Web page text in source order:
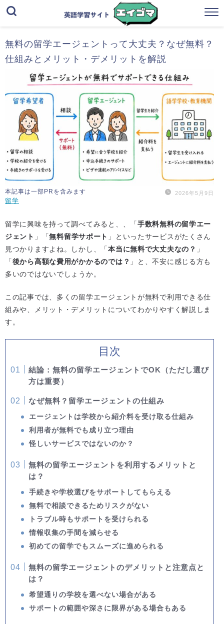
無料の留学エージェントって大丈夫？なぜ無料？
仕組みとメリット・デメリットを解説
本記事は一部PRを含みます 2026年5月9日
留学
留学に興味を持って調べてみると、、「手数料無料の留学エー
ジェント 」「無料留学サポート 」といったサービスがたくさん
見つかりますよね。しかし、「本当に無料で大丈夫なの？ 」
「後から高額な費用がかかるのでは？ 」と、不安に感じる方も
多いのではないでしょうか。
この記事では、多くの留学エージェントが無料で利用できる仕
組みや、メリット・デメリットについてわかりやすく解説しま
す。
目次
結論：無料の留学エージェントでOK（ただし選び
方は重要）
なぜ無料？留学エージェントの仕組み
エージェントは学校から紹介料を受け取る仕組み
利用者が無料でも成り立つ理由
怪しいサービスではないのか？
無料の留学エージェントを利用するメリットと
は？
手続きや学校選びをサポートしてもらえる
無料で相談できるためリスクがない
トラブル時もサポートを受けられる
情報収集の手間を減らせる
初めての留学でもスムーズに進められる
無料の留学エージェントのデメリットと注意点と
は？
希望通りの学校を選べない場合がある
サポートの範囲や深さに限界がある場合もある